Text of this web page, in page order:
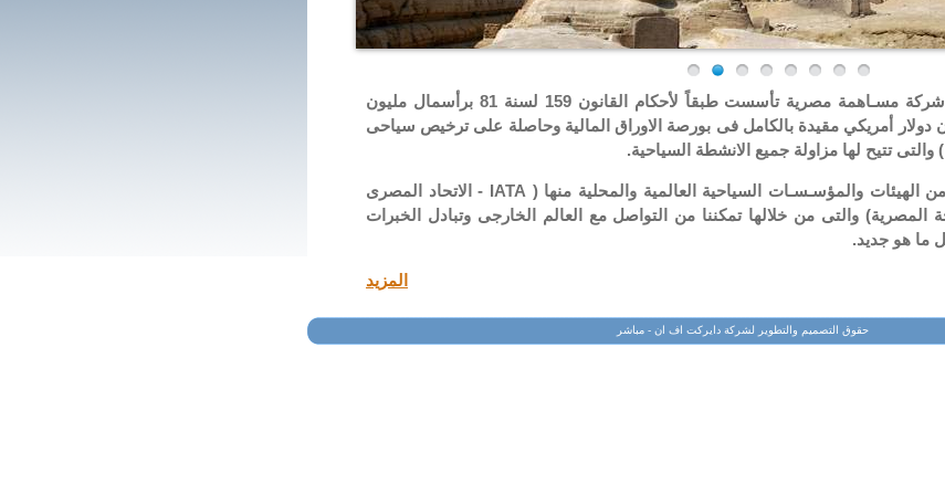
شركة عبر المحيطات للسياحة شركة مسـاهمة مصرية تأسست طبقاً لأحكام القانون 159 لسنة 81 برأسمال مليون
دولار أمريكي مقيدة بالكامل فى بورصة الاوراق المالية وحاصلة على ترخيص سياحى
تشرفت الشركة بعضوية العديد من الهيئات والمؤسـسـات السياحية العالمية والمحلية منها ( IATA - الاتحاد المصرى
المصرية) والتى من خلالها تمكننا من التواصل مع العالم الخارجى وتبادل الخبرات
ما هو جديد.
المزيد
حقوق التصميم والتطوير لشركة دايركت اف ان - مباشر